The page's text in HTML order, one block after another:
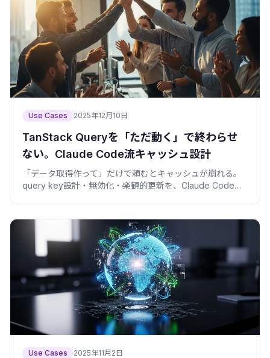
Use Cases 2025年12月10日
TanStack Queryを「ただ動く」で終わらせ
ない。Claude Code流キャッシュ設計
「データ取得作って」だけで頼むとキャッシュが崩れる。
query key設計・無効化・楽観的更新を、Claude Codeに
Use Cases 2025年11月2日